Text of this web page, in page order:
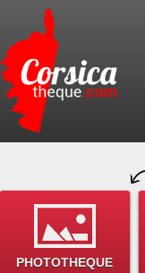
PHOTOTHEQUE